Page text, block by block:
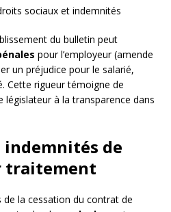
sociaux et indemnités
du bulletin peut
pour l’employeur (amende
un préjudice pour le salarié,
Cette rigueur témoigne de
législateur à la transparence dans
de
traitement
la cessation du contrat de